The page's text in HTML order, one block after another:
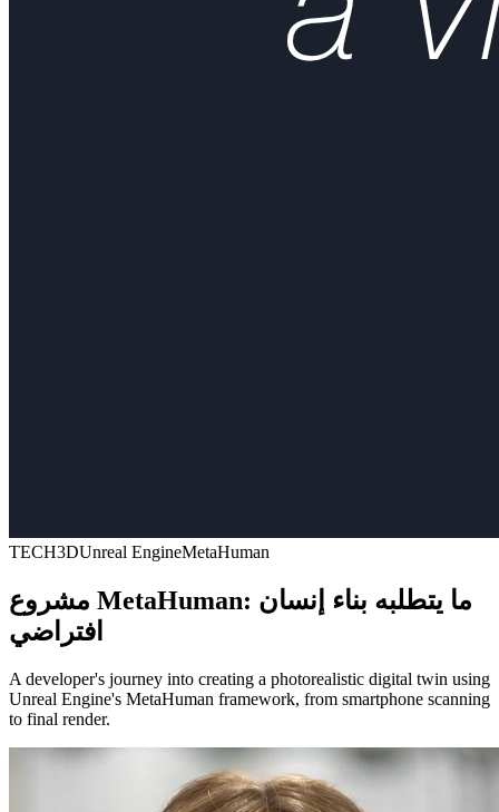
TECH3DUnreal EngineMetaHuman
مشروع MetaHuman: ما يتطلبه بناء إنسان
افتراضي
A developer's journey into creating a photorealistic digital twin using
Unreal Engine's MetaHuman framework, from smartphone scanning
to final render.